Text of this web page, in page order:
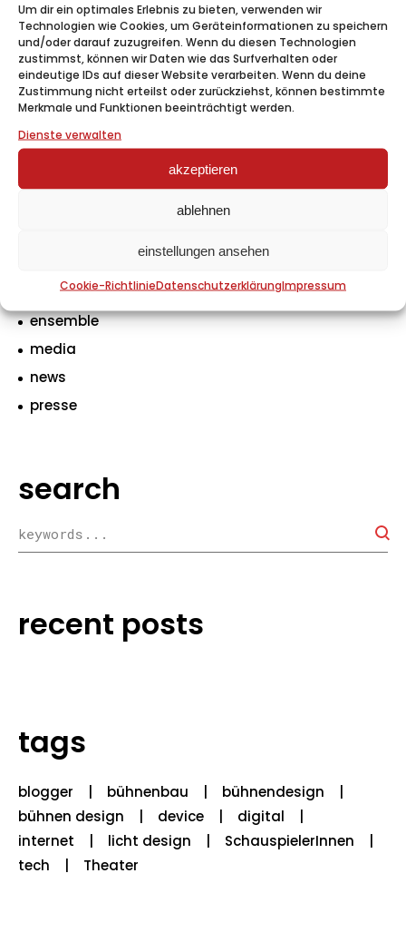
Um dir ein optimales Erlebnis zu bieten, verwenden wir
Technologien wie Cookies, um Geräteinformationen zu speichern
und/oder darauf zuzugreifen. Wenn du diesen Technologien
zustimmst, können wir Daten wie das Surfverhalten oder
eindeutige IDs auf dieser Website verarbeiten. Wenn du deine
Zustimmung nicht erteilst oder zurückziehst, können bestimmte
Merkmale und Funktionen beeinträchtigt werden.
Dienste verwalten
akzeptieren
ablehnen
einstellungen ansehen
Cookie-RichtlinieDatenschutzerklärungImpressum
olivia smith
lorem ipsum dolor sit amet constetur adipiscing
elit sed faucibus velit at pulvinar luctus lorem
kategorien
backstage
ensemble
media
news
presse
search
recent posts
tags
blogger bühnenbau
bühnendesign
bühnen design
device
digital
internet
licht design
SchauspielerInnen
tech
Theater